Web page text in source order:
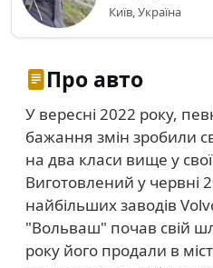
Київ, Україна
Про авто
У вересні 2022 року,
бажання змін зробили
на два класи вище у
Виготовлений у червні
найбільших заводів
"Вольваш" почав свій
року його продали в